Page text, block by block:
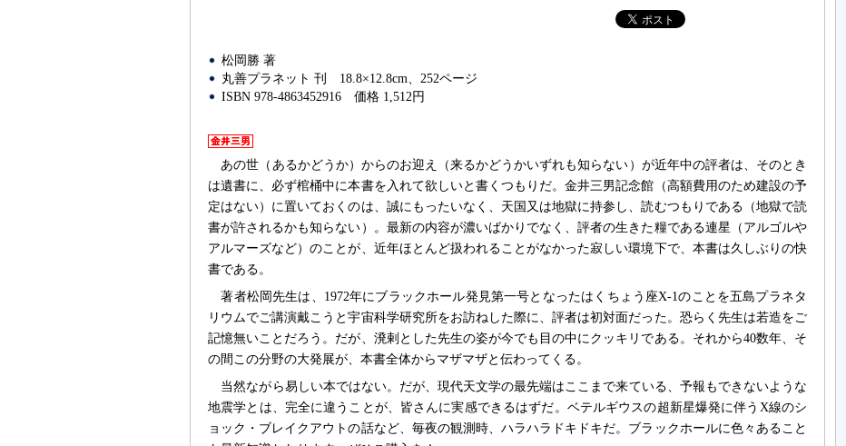
松岡勝 著
丸善プラネット 刊
18.8×12.8cm、252ページ
ISBN 978-4863452916
価格 1,512円
あの世（あるかどうか）からのお迎え（来るかどうかいずれも知らない）が近年中の評者は、そのとき
は遺書に、必ず棺桶中に本書を入れて欲しいと書くつもりだ。金井三男記念館（高額費用のため建設の予
定はない）に置いておくのは、誠にもったいなく、天国又は地獄に持参し、読むつもりである（地獄で読
書が許されるかも知らない）。最新の内容が濃いばかりでなく、評者の生きた糧である連星（アルゴルや
アルマーズなど）のことが、近年ほとんど扱われることがなかった寂しい環境下で、本書は久しぶりの快
書である。
著者松岡先生は、1972年にブラックホール発見第一号となったはくちょう座X-1のことを五島プラネタ
リウムでご講演戴こうと宇宙科学研究所をお訪ねした際に、評者は初対面だった。恐らく先生は若造をご
記憶無いことだろう。だが、溌剌とした先生の姿が今でも目の中にクッキリである。それから40数年、そ
の間この分野の大発展が、本書全体からマザマザと伝わってくる。
当然ながら易しい本ではない。だが、現代天文学の最先端はここまで来ている、予報もできないような
地震学とは、完全に違うことが、皆さんに実感できるはずだ。ベテルギウスの超新星爆発に伴うX線のシ
ョック・ブレイクアウトの話など、毎夜の観測時、ハラハラドキドキだ。ブラックホールに色々あること